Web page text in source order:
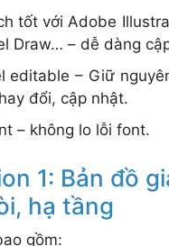
tốt với Adobe
Draw… – dễ dàng
editable – Giữ
đổi, cập nhật.
– không lo lỗi font.
1: Bản đồ
hạ tầng
gồm: